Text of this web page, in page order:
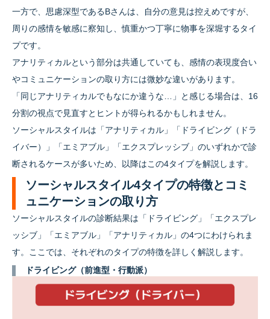
一方で、思慮深型であるBさんは、自分の意見は控えめですが、
周りの感情を敏感に察知し、慎重かつ丁寧に物事を深堀するタイ
プです。
アナリティカルという部分は共通していても、感情の表現度合い
やコミュニケーションの取り方には微妙な違いがあります。
「同じアナリティカルでもなにか違うな…」と感じる場合は、16
分割の視点で見直すとヒントが得られるかもしれません。
ソーシャルスタイルは「アナリティカル」「ドライビング（ドラ
イバー）」「エミアブル」「エクスプレッシブ」のいずれかで診
断されるケースが多いため、以降はこの4タイプを解説します。
ソーシャルスタイル4タイプの特徴とコミ
ュニケーションの取り方
ソーシャルスタイルの診断結果は「ドライビング」「エクスプレ
ッシブ」「エミアブル」「アナリティカル」の4つにわけられま
す。ここでは、それぞれのタイプの特徴を詳しく解説します。
ドライビング（前進型・行動派）